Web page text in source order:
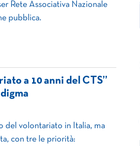
Rete Associativa Nazionale
pubblica.
a 10 anni del CTS”
del volontariato in Italia, ma
con tre le priorità: